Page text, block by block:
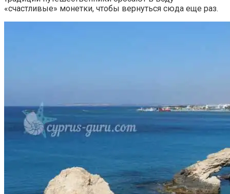
«счастливые» монетки, чтобы вернуться сюда еще раз.